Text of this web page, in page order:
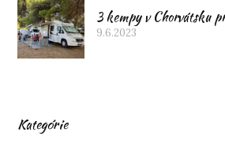
3 kempy v Chorvátsku
9.6.2023
Kategórie